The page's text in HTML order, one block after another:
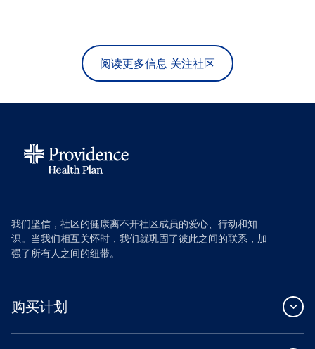
阅读更多信息 关注社区
我们坚信，社区的健康离不开社区成员的爱心、行动和知
识。当我们相互关怀时，我们就巩固了彼此之间的联系，加
强了所有人之间的纽带。
购买计划